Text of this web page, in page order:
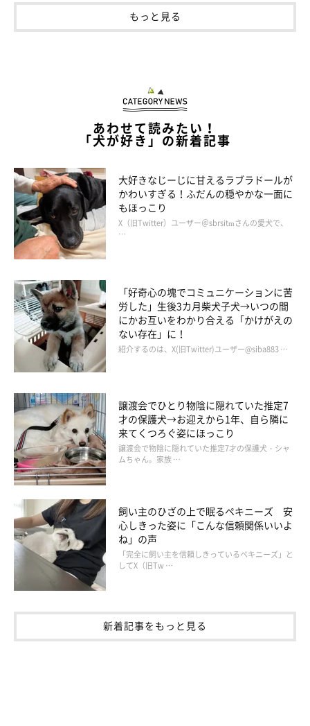
もっと見る
あわせて読みたい！
「犬が好き」の新着記事
大好きなじーじに甘えるラブラドールが
かわいすぎる！ふだんの穏やかな一面に
もほっこり
X（旧Twitter）ユーザー＠sbrsitmさんの愛犬で、
…
「好奇心の塊でコミュニケーションに苦
労した」生後3カ月柴犬子犬→いつの間
にかお互いをわかり合える「かけがえの
ない存在」に！
紹介するのは、X(旧Twitter)ユーザー@siba883 …
譲渡会でひとり物陰に隠れていた推定7
才の保護犬→お迎えから1年、自ら隣に
来てくつろぐ姿にほっこり
譲渡会で物陰に隠れていた推定7才の保護犬・シャ
ムちゃん。家族 …
飼い主のひざの上で眠るペキニーズ 安
心しきった姿に「こんな信頼関係いいよ
ね」の声
「完全に飼い主を信頼しきっているペキニーズ」と
してX（旧Tw …
新着記事をもっと見る